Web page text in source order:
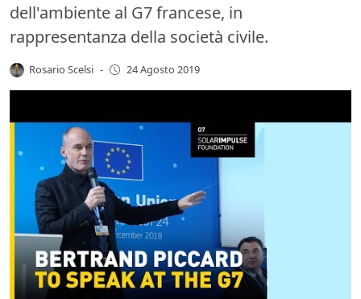
dell'ambiente al G7 francese, in
rappresentanza della società civile.
Rosario Scelsi - 24 Agosto 2019